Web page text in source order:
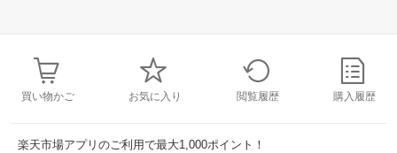
買い物かご お気に入り 閲覧履歴 購入履歴
楽天市場アプリのご利用で最大1,000ポイント！